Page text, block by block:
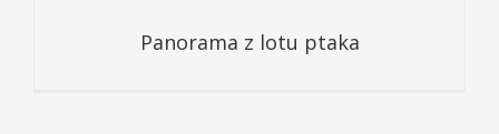
Panorama z lotu ptaka